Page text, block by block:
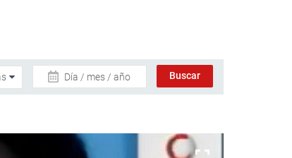
Día / mes / año